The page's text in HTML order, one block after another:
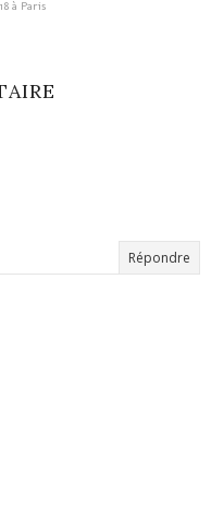
à Paris
Répondre